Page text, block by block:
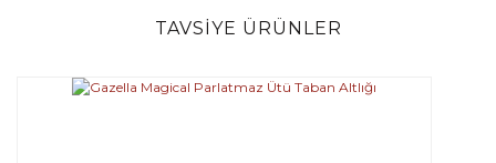
TAVSİYE ÜRÜNLER